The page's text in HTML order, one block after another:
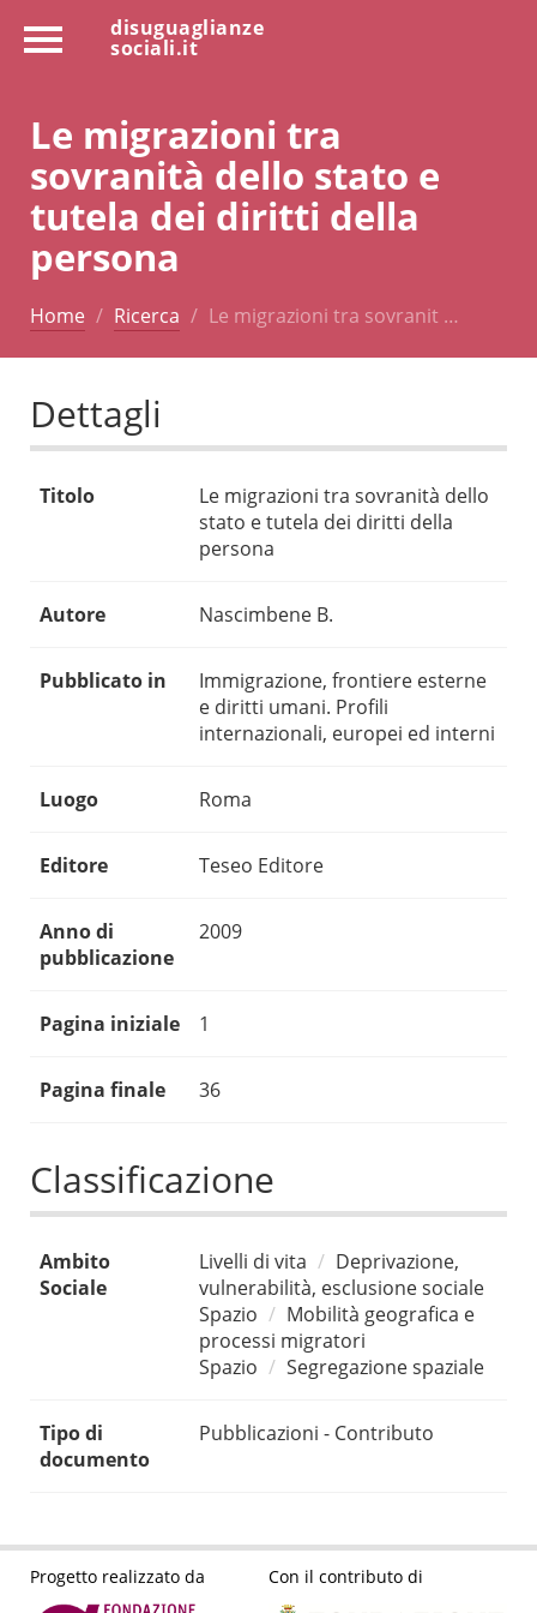
disuguaglianze
sociali.it
Le migrazioni tra
sovranità dello stato e
tutela dei diritti della
persona
Home Ricerca Le migrazioni tra sovranit …
Dettagli
Titolo
Le migrazioni tra sovranità dello
stato e tutela dei diritti della
persona
Autore Nascimbene B.
Pubblicato in
Immigrazione, frontiere esterne
e diritti umani. Profili
internazionali, europei ed interni
Luogo Roma
Editore Teseo Editore
Anno di
pubblicazione
2009
Pagina iniziale 1
Pagina finale 36
Classificazione
Ambito
Sociale
Livelli di vita
Deprivazione,
vulnerabilità, esclusione sociale
Spazio
Mobilità geografica e
processi migratori
Spazio
Segregazione spaziale
Tipo di
documento
Pubblicazioni - Contributo
Progetto realizzato da Con il contributo di